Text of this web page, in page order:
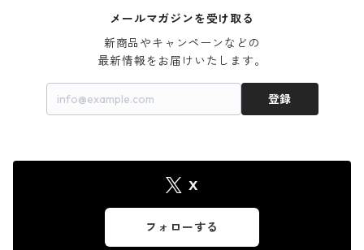
メールマガジンを受け取る
新商品やキャンペーンなどの
最新情報をお届けいたします。
登録
X
フォローする